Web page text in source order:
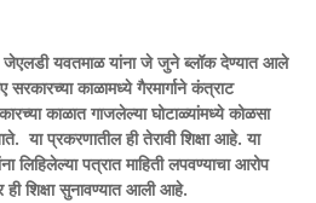
यवतमाळ यांना जे जुने ब्लॉक देण्यात आले
सरकारच्या काळामध्ये गैरमार्गाने कंत्राट
काळात गाजलेल्या घोटाळ्यांमध्ये कोळसा
या प्रकरणातील ही तेरावी शिक्षा आहे. या
लिहिलेल्या पत्रात माहिती लपवण्याचा आरोप
शिक्षा सुनावण्यात आली आहे.